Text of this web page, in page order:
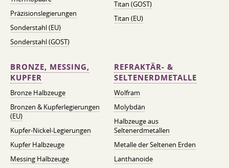
Präzisionslegierungen
Sonderstahl (EU)
Sonderstahl (GOST)
Titan (GOST)
Titan (EU)
BRONZE, MESSING,
KUPFER
Bronze Halbzeuge
Bronzen & Kupferlegierungen
(EU)
Kupfer-Nickel-Legierungen
Kupfer Halbzeuge
Messing Halbzeuge
REFRAKTÄR- &
SELTENERDMETALLE
Wolfram
Molybdän
Halbzeuge aus
Seltenerdmetallen
Metalle der Seltenen Erden
Lanthanoide